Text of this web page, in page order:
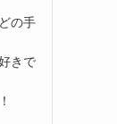
の手
きで